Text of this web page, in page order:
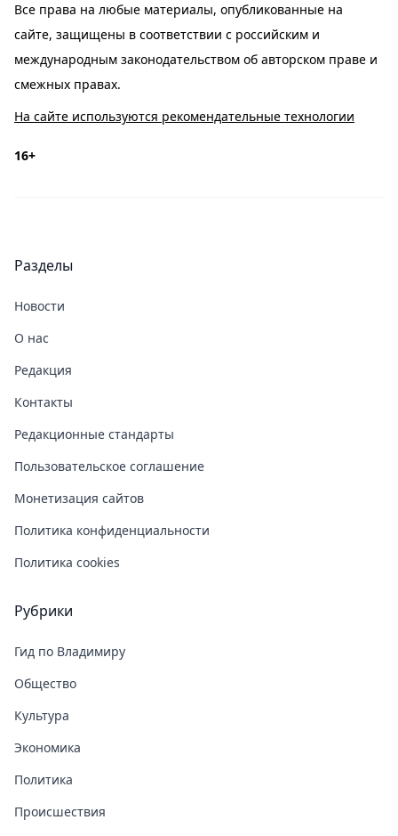
Все права на любые материалы, опубликованные на
сайте, защищены в соответствии с российским и
международным законодательством об авторском праве и
смежных правах.
На сайте используются рекомендательные технологии
16+
Разделы
Новости
О нас
Редакция
Контакты
Редакционные стандарты
Пользовательское соглашение
Монетизация сайтов
Политика конфиденциальности
Политика cookies
Рубрики
Гид по Владимиру
Общество
Культура
Экономика
Политика
Происшествия